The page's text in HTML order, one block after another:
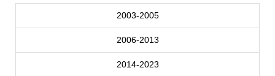
2003-2005
2006-2013
2014-2023